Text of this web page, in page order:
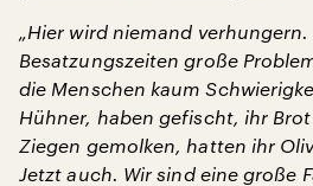
„Hier wird niemand
Besatzungszeiten große
die Menschen kaum
Hühner, haben gefischt, ihr
Ziegen gemolken, hatten ihr
Jetzt auch. Wir sind eine große